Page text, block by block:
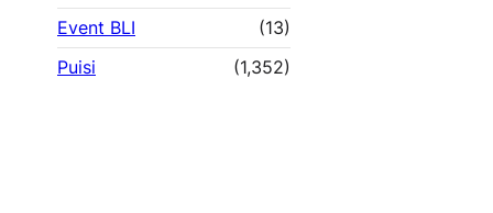
Event BLI
(13)
Puisi
(1,352)